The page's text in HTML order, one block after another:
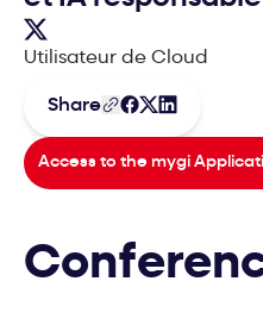
Utilisateur de Cloud
Share
Access to the mygi